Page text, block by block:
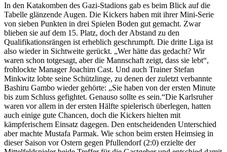
In den Katakomben des Gazi-Stadions gab es beim Blick auf die
Tabelle glänzende Augen. Die Kickers haben mit ihrer Mini-Serie
von sieben Punkten in drei Spielen Boden gut gemacht. Zwar
blieben sie auf dem 15. Platz, doch der Abstand zu den
Qualifikationsrängen ist erheblich geschrumpft. Die dritte Liga ist
also wieder in Sichtweite gerückt. „Wer hätte das gedacht? Wir
waren schon totgesagt, aber die Mannschaft zeigt, dass sie lebt“,
frohlockte Manager Joachim Cast. Und auch Trainer Stefan
Minkwitz lobte seine Schützlinge, zu denen der zuletzt verbannte
Bashiru Gambo wieder gehörte: „Sie haben von der ersten Minute
bis zum Schluss gefightet. Genauso sollte es sein.“Die Karlsruher
waren vor allem in der ersten Hälfte spielerisch überlegen, hatten
auch einige gute Chancen, doch die Kickers hielten mit
kämpferischem Einsatz dagegen. Den entscheidenden Unterschied
aber machte Mustafa Parmak. Wie schon beim ersten Heimsieg in
dieser Saison vor Ostern gegen Pfullen­dorf (2:0) erzielte der